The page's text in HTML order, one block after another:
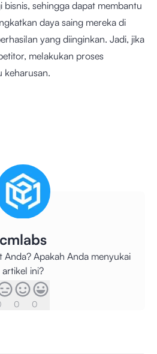
sehingga dapat membantu
daya saing mereka di
yang diinginkan. Jadi, jika
melakukan proses
keharusan.
cmlabs
Anda? Apakah Anda menyukai
artikel ini?
0 0